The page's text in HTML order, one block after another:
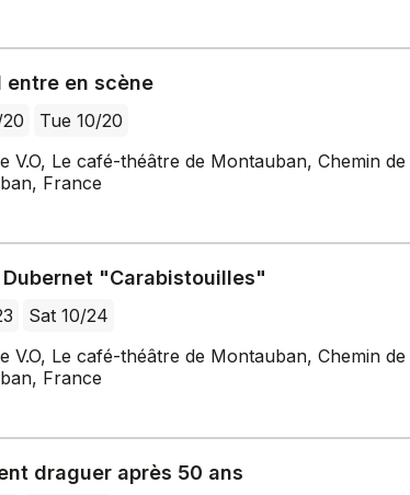
entre en scène
Tue 10/20
V.O, Le café-théâtre de Montauban, Chemin
France
Dubernet "Carabistouilles"
Sat 10/24
V.O, Le café-théâtre de Montauban, Chemin
France
draguer après 50 ans